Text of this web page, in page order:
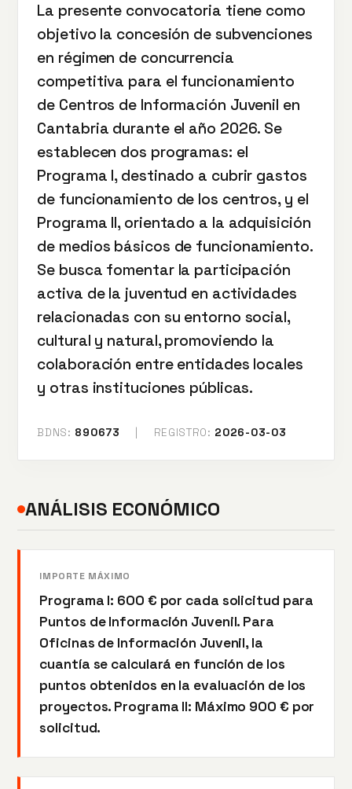
La presente convocatoria tiene como
objetivo la concesión de subvenciones
en régimen de concurrencia
competitiva para el funcionamiento
de Centros de Información Juvenil en
Cantabria durante el año 2026. Se
establecen dos programas: el
Programa I, destinado a cubrir gastos
de funcionamiento de los centros, y el
Programa II, orientado a la adquisición
de medios básicos de funcionamiento.
Se busca fomentar la participación
activa de la juventud en actividades
relacionadas con su entorno social,
cultural y natural, promoviendo la
colaboración entre entidades locales
y otras instituciones públicas.
BDNS: 890673 REGISTRO: 2026-03-03
ANÁLISIS ECONÓMICO
IMPORTE MÁXIMO
Programa I: 600 € por cada solicitud para
Puntos de Información Juvenil. Para
Oficinas de Información Juvenil, la
cuantía se calculará en función de los
puntos obtenidos en la evaluación de los
proyectos. Programa II: Máximo 900 € por
solicitud.